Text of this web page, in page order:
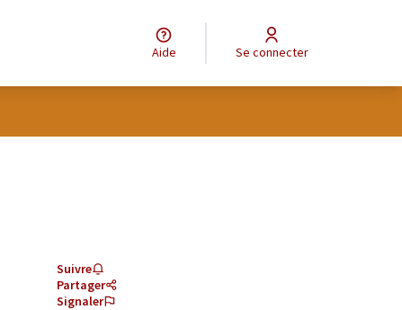
Aide Se connecter
Suivre
Partager
Signaler